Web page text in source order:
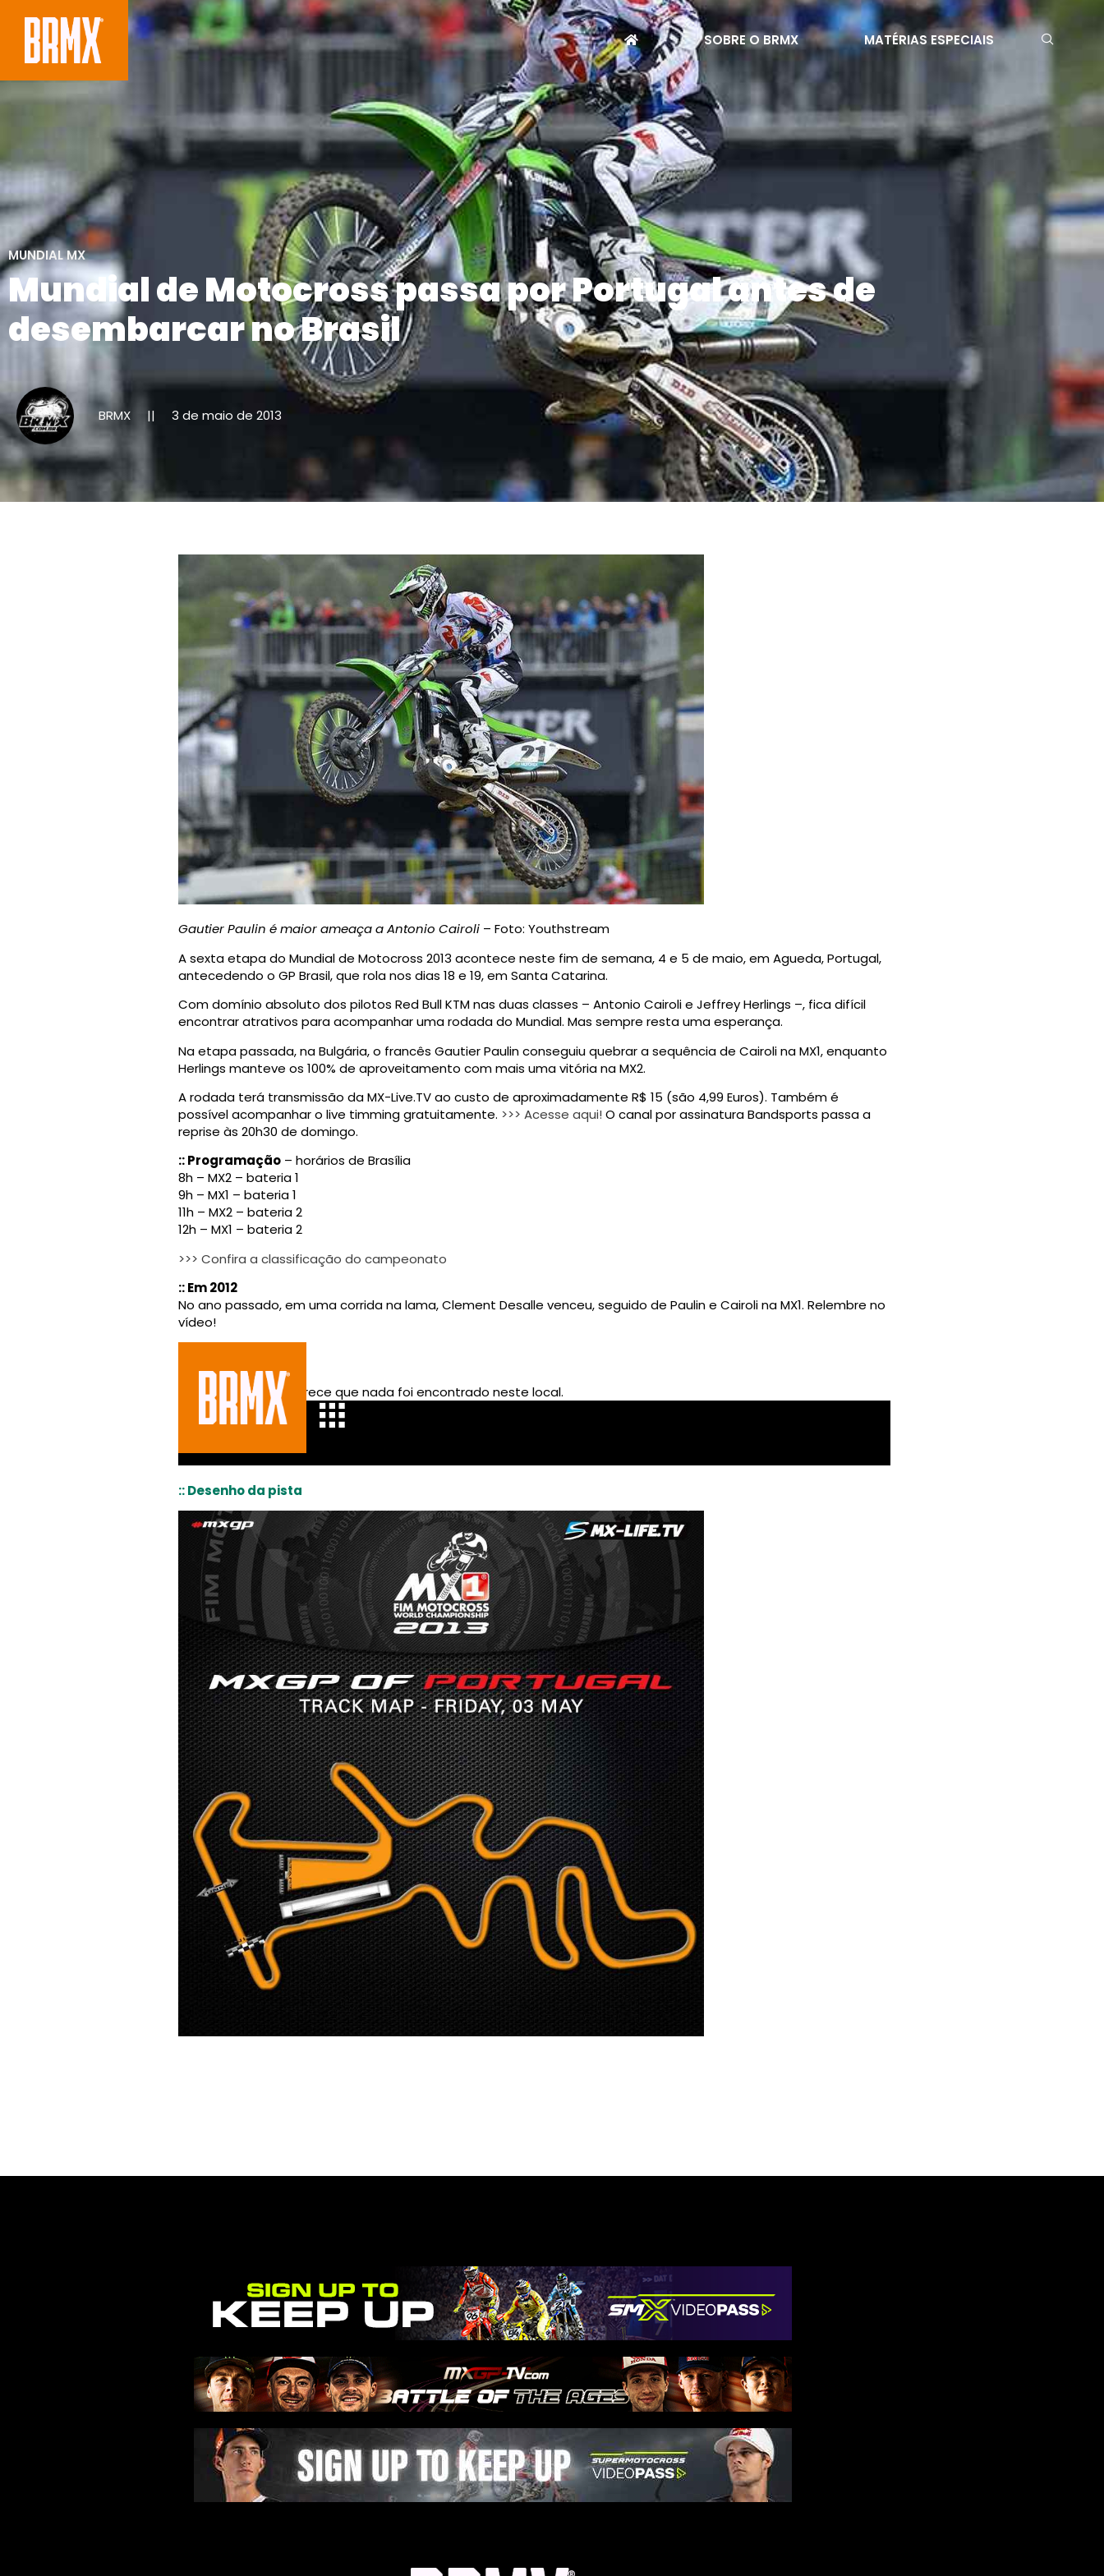
SOBRE O BRMX MATÉRIAS ESPECIAIS
MUNDIAL MX
Mundial de Motocross passa por Portugal antes de
desembarcar no Brasil
BRMX || 3 de maio de 2013
Gautier Paulin é maior ameaça a Antonio Cairoli– Foto: Youthstream
A sexta etapa do Mundial de Motocross 2013 acontece neste fim de semana, 4 e 5 de maio, em Agueda, Portugal,
antecedendo o GP Brasil, que rola nos dias 18 e 19, em Santa Catarina.
Com domínio absoluto dos pilotos Red Bull KTM nas duas classes – Antonio Cairoli e Jeffrey Herlings –, fica difícil
encontrar atrativos para acompanhar uma rodada do Mundial. Mas sempre resta uma esperança.
Na etapa passada, na Bulgária, o francês Gautier Paulin conseguiu quebrar a sequência de Cairoli na MX1, enquanto
Herlings manteve os 100% de aproveitamento com mais uma vitória na MX2.
A rodada terá transmissão da MX-Live.TV ao custo de aproximadamente R$ 15 (são 4,99 Euros). Também é
possível acompanhar o live timming gratuitamente. >>> Acesse aqui! O canal por assinatura Bandsports passa a
reprise às 20h30 de domingo.
:: Programação– horários de Brasília
8h – MX2 – bateria 1
9h – MX1 – bateria 1
11h – MX2 – bateria 2
12h – MX1 – bateria 2
>>> Confira a classificação do campeonato
:: Em 2012
No ano passado, em uma corrida na lama, Clement Desalle venceu, seguido de Paulin e Cairoli na MX1. Relembre no
vídeo!
:: Desenho da pista